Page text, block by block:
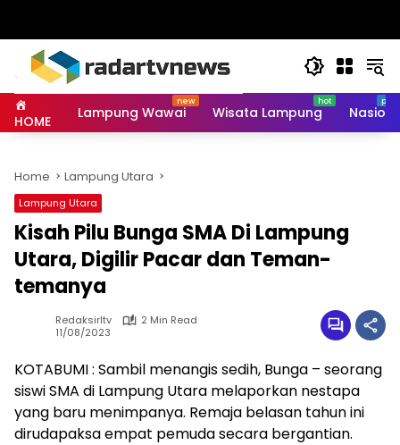
HOME Lampung Wawai Wisata Lampung
Home Lampung Utara
Lampung Utara
Kisah Pilu Bunga SMA Di Lampung
Utara, Digilir Pacar dan Teman-
temanya
Redaksirltv
2 Min Read
11/08/2023
KOTABUMI : Sambil menangis sedih, Bunga – seorang
siswi SMA di Lampung Utara melaporkan nestapa
yang baru menimpanya. Remaja belasan tahun ini
dirudapaksa empat pemuda secara bergantian.